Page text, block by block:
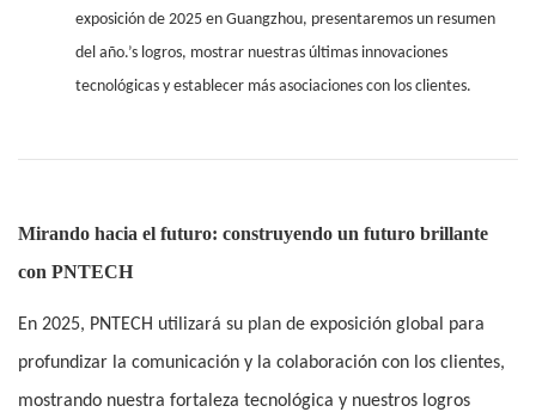
exposición de 2025 en Guangzhou, presentaremos un resumen
del año.’s logros, mostrar nuestras últimas innovaciones
tecnológicas y establecer más asociaciones con los clientes.
Mirando hacia el futuro: construyendo un futuro brillante
con PNTECH
En 2025, PNTECH utilizará su plan de exposición global para
profundizar la comunicación y la colaboración con los clientes,
mostrando nuestra fortaleza tecnológica y nuestros logros